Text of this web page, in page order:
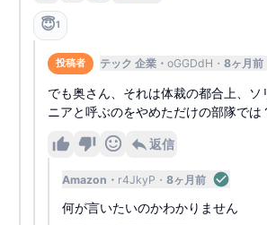
😇1
投稿者 テック 企業 oGGDdH 8ヶ月前
でも奥さん、それは体裁の都合上、ソ
ニアと呼ぶのをやめただけの部隊では
返信
Amazon r4JkyP 8ヶ月前
何が言いたいのかわかりません